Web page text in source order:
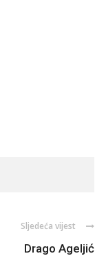
Sljedeća vijest
Drago Ageljić